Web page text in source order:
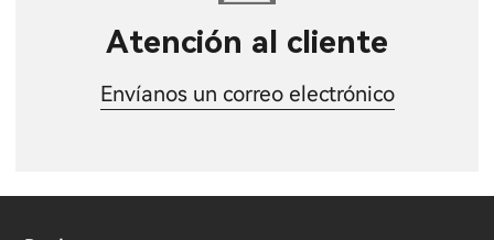
Atención al cliente
Envíanos un correo electrónico